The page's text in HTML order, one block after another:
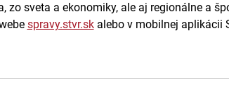
zo sveta a ekonomiky, ale aj regionálne a
spravy.stvr.skalebo v mobilnej aplikácii